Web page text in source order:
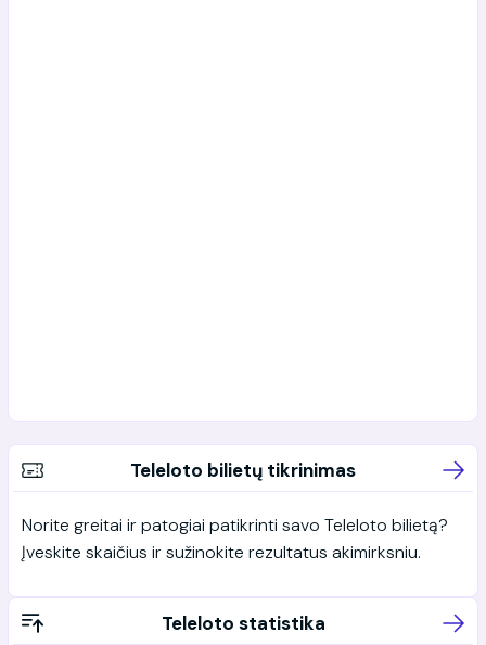
Teleloto bilietų tikrinimas
Norite greitai ir patogiai patikrinti savo Teleloto bilietą?
Įveskite skaičius ir sužinokite rezultatus akimirksniu.
Teleloto statistika